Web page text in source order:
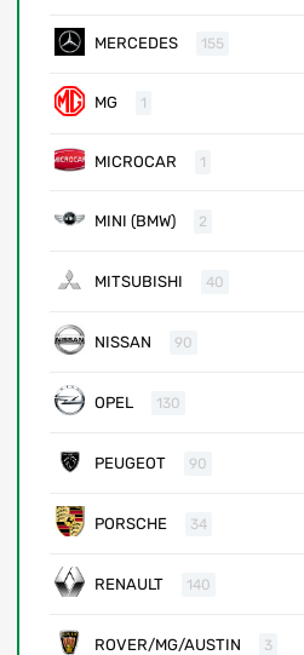
MERCEDES 155
MG 1
MICROCAR 1
MINI (BMW) 2
MITSUBISHI 40
NISSAN 90
OPEL 130
PEUGEOT 90
PORSCHE 34
RENAULT 140
ROVER/MG/AUSTIN 3